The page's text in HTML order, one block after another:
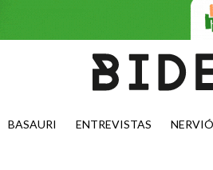
BASAURI ENTREVISTAS